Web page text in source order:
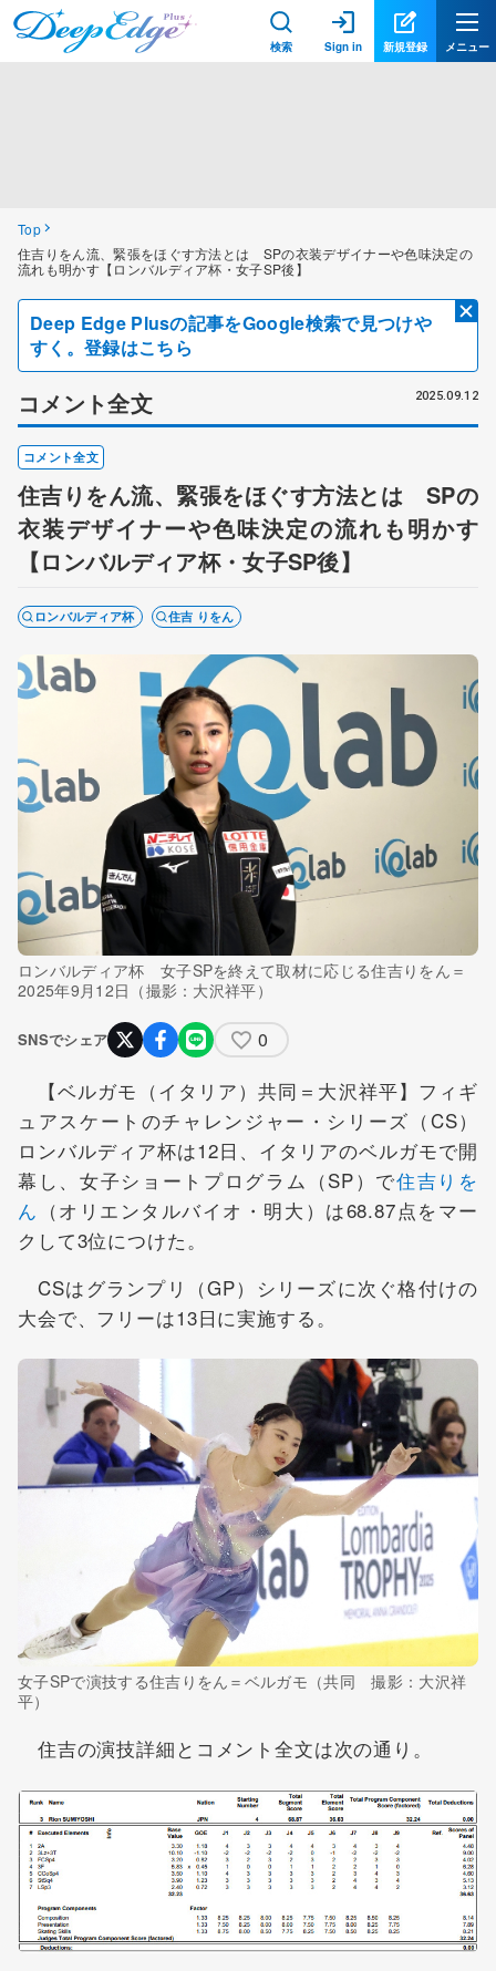
検索 Sign in 新規登録 メニュー
Top
住吉りをん流、緊張をほぐす方法とは SPの衣装デザイナーや色味決定の
流れも明かす【ロンバルディア杯・女子SP後】
Deep Edge Plusの記事をGoogle検索で見つけや
すく。登録はこちら
コメント全文 2025.09.12
コメント全文
住吉りをん流、緊張をほぐす方法とは SPの
衣装デザイナーや色味決定の流れも明かす
【ロンバルディア杯・女子SP後】
ロンバルディア杯 住吉 りをん
ロンバルディア杯 女子SPを終えて取材に応じる住吉りをん＝
2025年9月12日（撮影：大沢祥平）
SNSでシェア 0
【ベルガモ（イタリア）共同＝大沢祥平】フィギ
ュアスケートのチャレンジャー・シリーズ（CS）
ロンバルディア杯は12日、イタリアのベルガモで開
幕し、女子ショートプログラム（SP）で住吉りを
ん （オリエンタルバイオ・明大）は68.87点をマー
クして3位につけた。
CSはグランプリ（GP）シリーズに次ぐ格付けの
大会で、フリーは13日に実施する。
女子SPで演技する住吉りをん＝ベルガモ（共同 撮影：大沢祥
平）
住吉の演技詳細とコメント全文は次の通り。